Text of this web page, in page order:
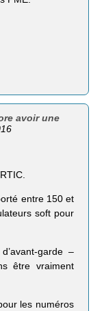
avoir une
entre 150 et
soft pour
garde –
être vraiment
les numéros